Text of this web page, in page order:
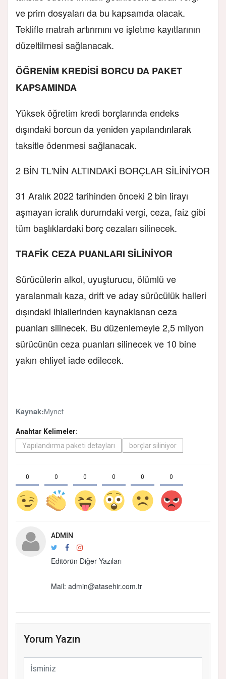
ve prim dosyaları da bu kapsamda olacak.
Teklifle matrah artırımını ve işletme kayıtlarının
düzeltilmesi sağlanacak.
ÖĞRENİM KREDİSİ BORCU DA PAKET
KAPSAMINDA
Yüksek öğretim kredi borçlarında endeks
dışındaki borcun da yeniden yapılandırılarak
taksitle ödenmesi sağlanacak.
2 BİN TL'NİN ALTINDAKİ BORÇLAR SİLİNİYOR
31 Aralık 2022 tarihinden önceki 2 bin lirayı
aşmayan icralık durumdaki vergi, ceza, faiz gibi
tüm başlıklardaki borç cezaları silinecek.
TRAFİK CEZA PUANLARI SİLİNİYOR
Sürücülerin alkol, uyuşturucu, ölümlü ve
yaralanmalı kaza, drift ve aday sürücülük halleri
dışındaki ihlallerinden kaynaklanan ceza
puanları silinecek. Bu düzenlemeyle 2,5 milyon
sürücünün ceza puanları silinecek ve 10 bine
yakın ehliyet iade edilecek.
Kaynak:Mynet
Anahtar Kelimeler:
Yapılandırma paketi detayları
borçlar siliniyor
0 0 0 0 0 0
ADMIN
Editörün Diğer Yazıları
Mail: admin@atasehir.com.tr
Yorum Yazın